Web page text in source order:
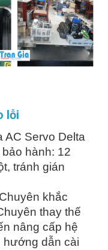
lỗi
AC Servo Delta
hành: 12
tránh gián
khắc
thay thế
nâng cấp hệ
hướng dẫn cài